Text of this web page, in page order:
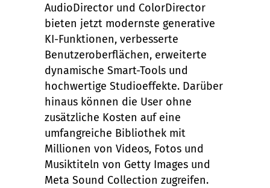
AudioDirector und ColorDirector
bieten jetzt modernste generative
KI-Funktionen, verbesserte
Benutzeroberflächen, erweiterte
dynamische Smart-Tools und
hochwertige Studioeffekte. Darüber
hinaus können die User ohne
zusätzliche Kosten auf eine
umfangreiche Bibliothek mit
Millionen von Videos, Fotos und
Musiktiteln von Getty Images und
Meta Sound Collection zugreifen.